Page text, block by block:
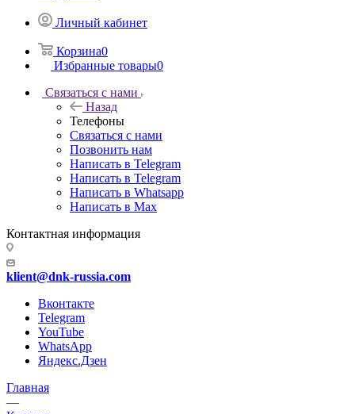
Личный кабинет
Корзина0
Избранные товары0
Связаться с нами
Назад
Телефоны
Связаться с нами
Позвонить нам
Написать в Telegram
Написать в Telegram
Написать в Whatsapp
Написать в Max
Контактная информация
klient@dnk-russia.com
Вконтакте
Telegram
YouTube
WhatsApp
Яндекс.Дзен
Главная
—